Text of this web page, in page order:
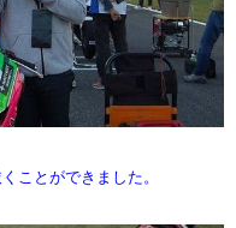
ことができました。